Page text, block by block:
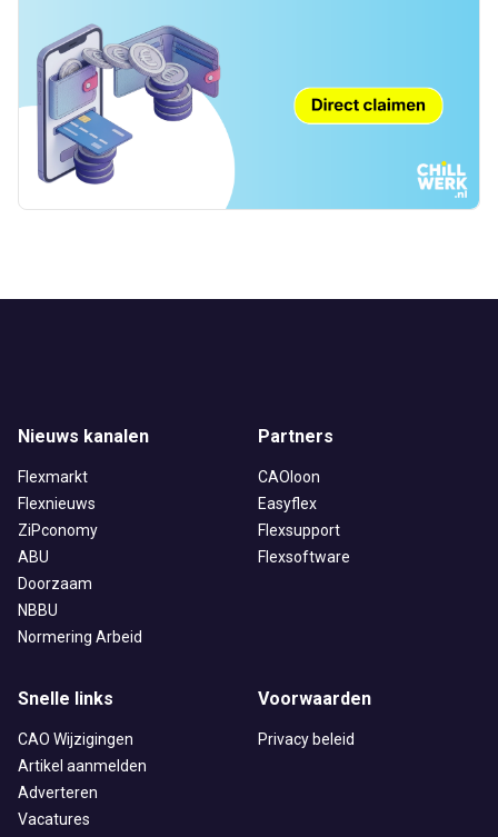
Nieuws kanalen
Flexmarkt
Flexnieuws
ZiPconomy
ABU
Doorzaam
NBBU
Normering Arbeid
Partners
CAOloon
Easyflex
Flexsupport
Flexsoftware
Snelle links
CAO Wijzigingen
Artikel aanmelden
Adverteren
Vacatures
Voorwaarden
Privacy beleid